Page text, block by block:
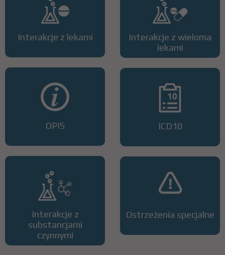
Interakcje z lekami
OPIS
Interakcje z
substancjami
czynnymi
Interakcje z wieloma
lekami
ICD10
Ostrzeżenia specjalne